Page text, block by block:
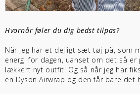
Hvornår føler du dig bedst tilpas?
Når jeg har et dejligt sæt tøj på, som
energi for dagen, uanset om det så er
lækkert nyt outfit. Og så når jeg har
en Dyson Airwrap og den får bare det